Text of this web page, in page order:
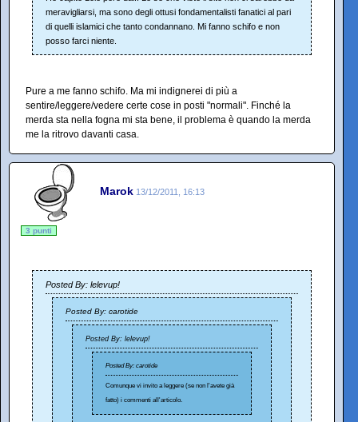
meravigliarsi, ma sono degli ottusi fondamentalisti fanatici al pari
di quelli islamici che tanto condannano. Mi fanno schifo e non
posso farci niente.
Pure a me fanno schifo. Ma mi indignerei di più a
sentire/leggere/vedere certe cose in posti "normali". Finché la
merda sta nella fogna mi sta bene, il problema è quando la merda
me la ritrovo davanti casa.
Marok 13/12/2011, 16:13
3 punti
Posted By: lelevup!
Posted By: carotide
Posted By: lelevup!
Posted By: carotide
Comunque vi invito a leggere (se non l'avete già
fatto) i commenti all'articolo.